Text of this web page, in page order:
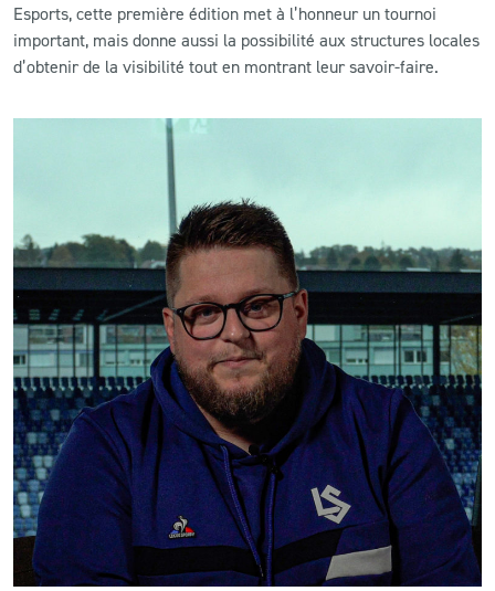
Esports, cette première édition met à l’honneur un tournoi
important, mais donne aussi la possibilité aux structures locales
d’obtenir de la visibilité tout en montrant leur savoir-faire.